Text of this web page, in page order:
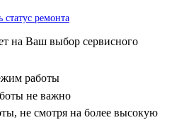
статус ремонта
на Ваш выбор сервисного
работы
не важно
не смотря на более высокую